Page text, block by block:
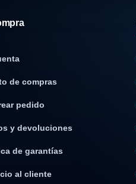
de compras
pedido
y devoluciones
de garantías
al cliente